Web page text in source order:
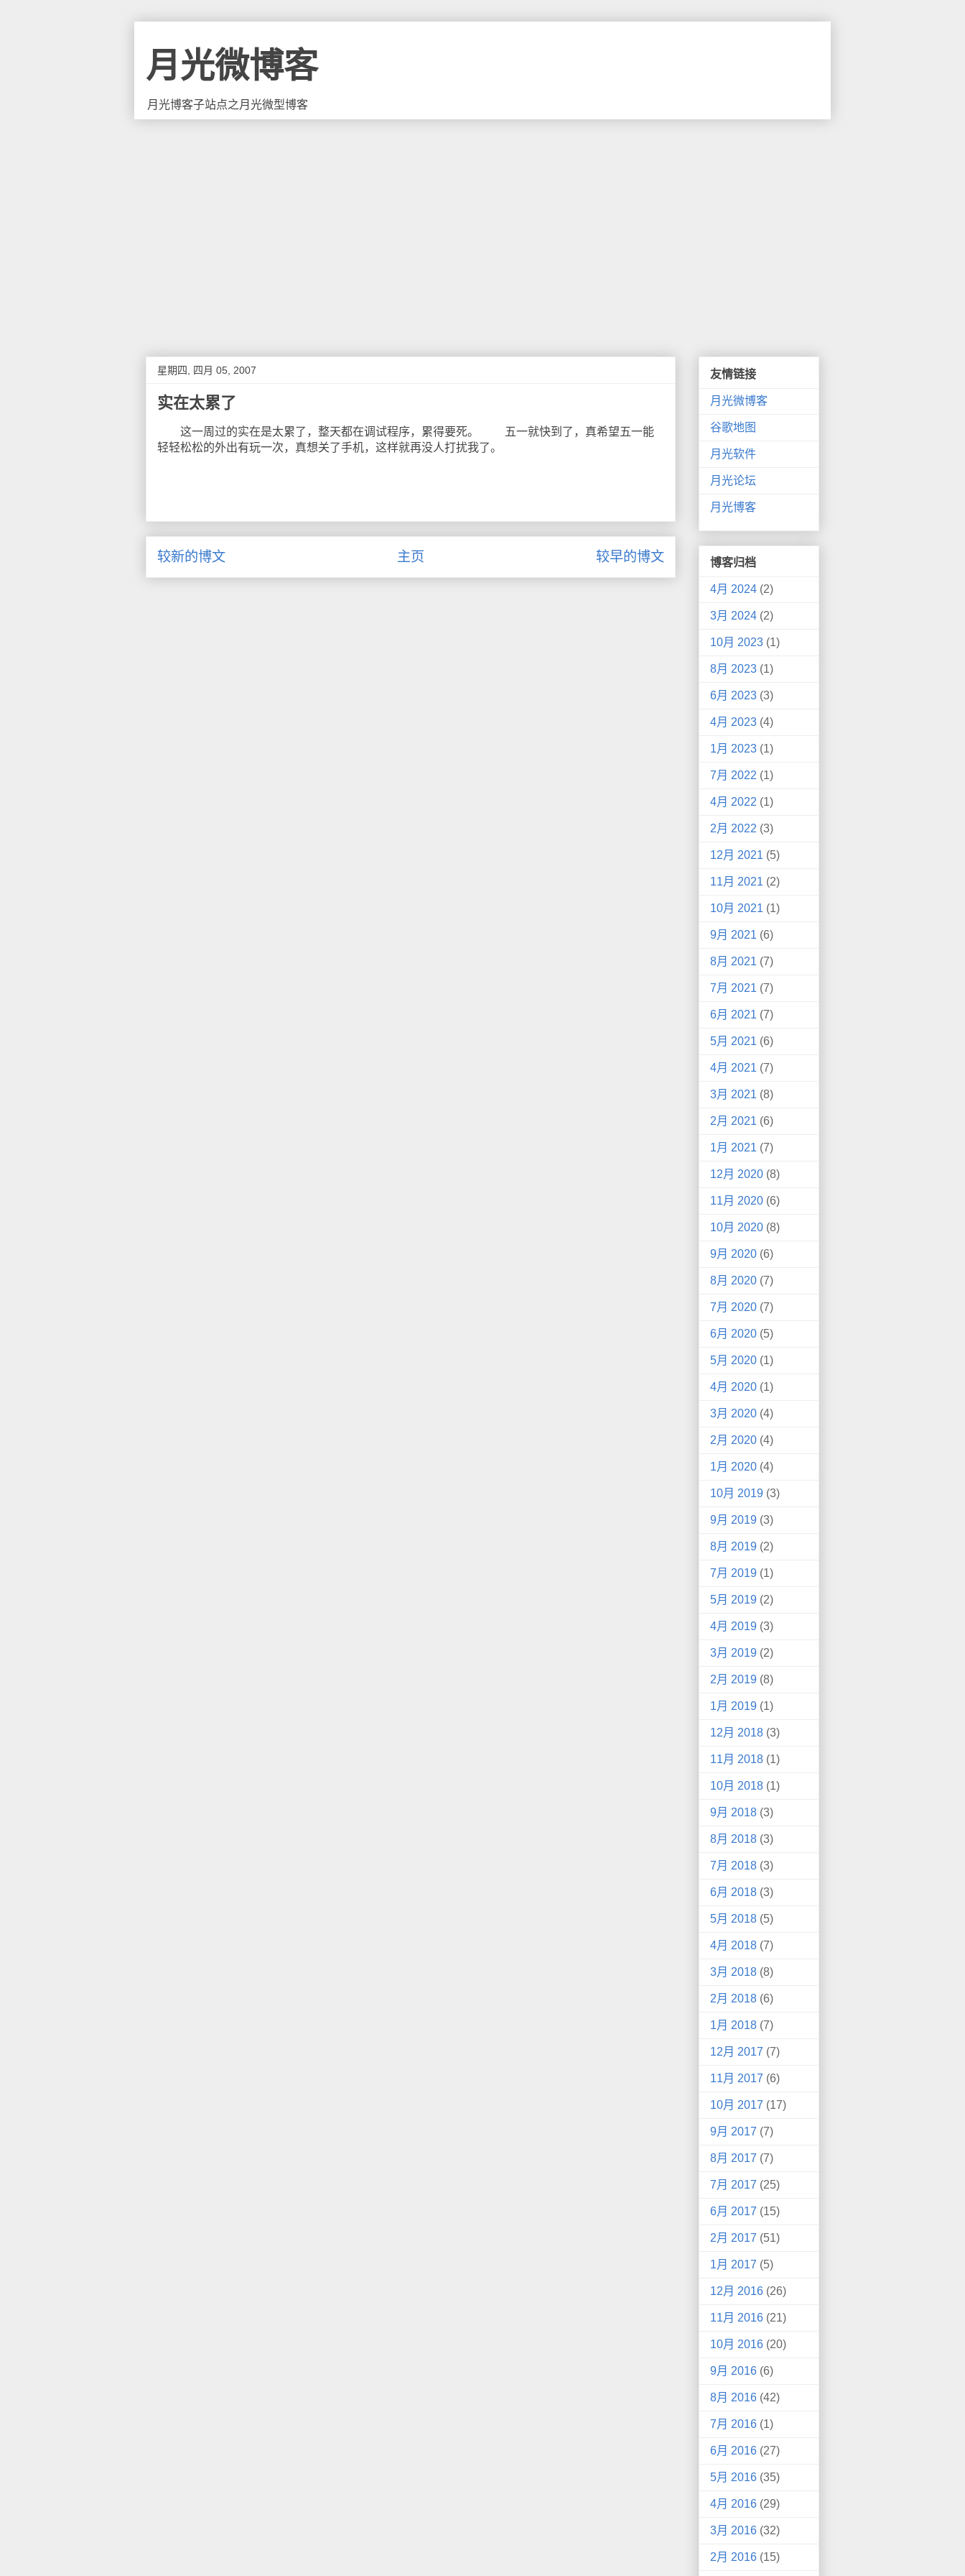
月光微博客
月光博客子站点之月光微型博客
星期四, 四月 05, 2007
实在太累了
这一周过的实在是太累了，整天都在调试程序，累得要死。 五一就快到了，真希望五一能
轻轻松松的外出有玩一次，真想关了手机，这样就再没人打扰我了。
较新的博文 较早的博文
主页
友情链接
月光微博客
谷歌地图
月光软件
月光论坛
月光博客
博客归档
4月 2024 (2)
3月 2024 (2)
10月 2023 (1)
8月 2023 (1)
6月 2023 (3)
4月 2023 (4)
1月 2023 (1)
7月 2022 (1)
4月 2022 (1)
2月 2022 (3)
12月 2021 (5)
11月 2021 (2)
10月 2021 (1)
9月 2021 (6)
8月 2021 (7)
7月 2021 (7)
6月 2021 (7)
5月 2021 (6)
4月 2021 (7)
3月 2021 (8)
2月 2021 (6)
1月 2021 (7)
12月 2020 (8)
11月 2020 (6)
10月 2020 (8)
9月 2020 (6)
8月 2020 (7)
7月 2020 (7)
6月 2020 (5)
5月 2020 (1)
4月 2020 (1)
3月 2020 (4)
2月 2020 (4)
1月 2020 (4)
10月 2019 (3)
9月 2019 (3)
8月 2019 (2)
7月 2019 (1)
5月 2019 (2)
4月 2019 (3)
3月 2019 (2)
2月 2019 (8)
1月 2019 (1)
12月 2018 (3)
11月 2018 (1)
10月 2018 (1)
9月 2018 (3)
8月 2018 (3)
7月 2018 (3)
6月 2018 (3)
5月 2018 (5)
4月 2018 (7)
3月 2018 (8)
2月 2018 (6)
1月 2018 (7)
12月 2017 (7)
11月 2017 (6)
10月 2017 (17)
9月 2017 (7)
8月 2017 (7)
7月 2017 (25)
6月 2017 (15)
2月 2017 (51)
1月 2017 (5)
12月 2016 (26)
11月 2016 (21)
10月 2016 (20)
9月 2016 (6)
8月 2016 (42)
7月 2016 (1)
6月 2016 (27)
5月 2016 (35)
4月 2016 (29)
3月 2016 (32)
2月 2016 (15)